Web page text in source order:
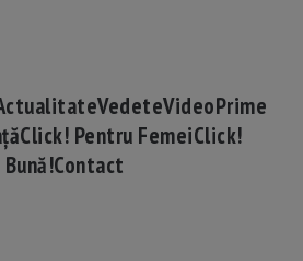
VedeteVideoPrime
Click! Pentru FemeiClick!
Contact